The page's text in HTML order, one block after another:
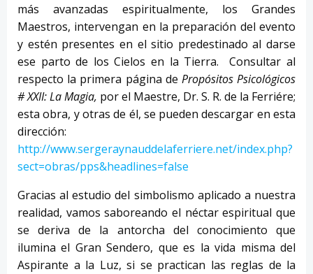
más avanzadas espiritualmente, los Grandes
Maestros, intervengan en la preparación del evento
y estén presentes en el sitio predestinado al darse
ese parto de los Cielos en la Tierra. Consultar al
respecto la primera página de Propósitos Psicológicos
# XXII: La Magia, por el Maestre, Dr. S. R. de la Ferriére;
esta obra, y otras de él, se pueden descargar en esta
dirección:
http://www.sergeraynauddelaferriere.net/index.php?
sect=obras/pps&headlines=false
Gracias al estudio del simbolismo aplicado a nuestra
realidad, vamos saboreando el néctar espiritual que
se deriva de la antorcha del conocimiento que
ilumina el Gran Sendero, que es la vida misma del
Aspirante a la Luz, si se practican las reglas de la